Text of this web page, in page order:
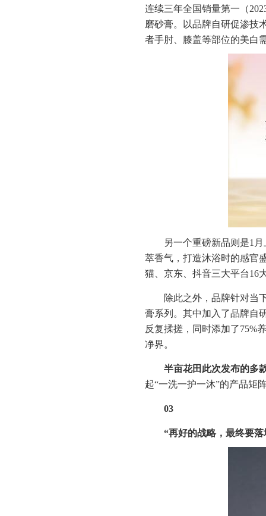
连续三年全国销量第一（
磨砂膏。以品牌自研促渗技
者手肘、膝盖等部位的美白
另一个重磅新品则是1
萃香气，打造沐浴时的感官
猫、京东、抖音三大平台16
除此之外，品牌针对当
膏系列。其中加入了品牌自
反复揉搓，同时添加了75%
净界。
半亩花田此次发布的多
起“一洗一护一沐”的产品矩
03
“再好的战略，最终要